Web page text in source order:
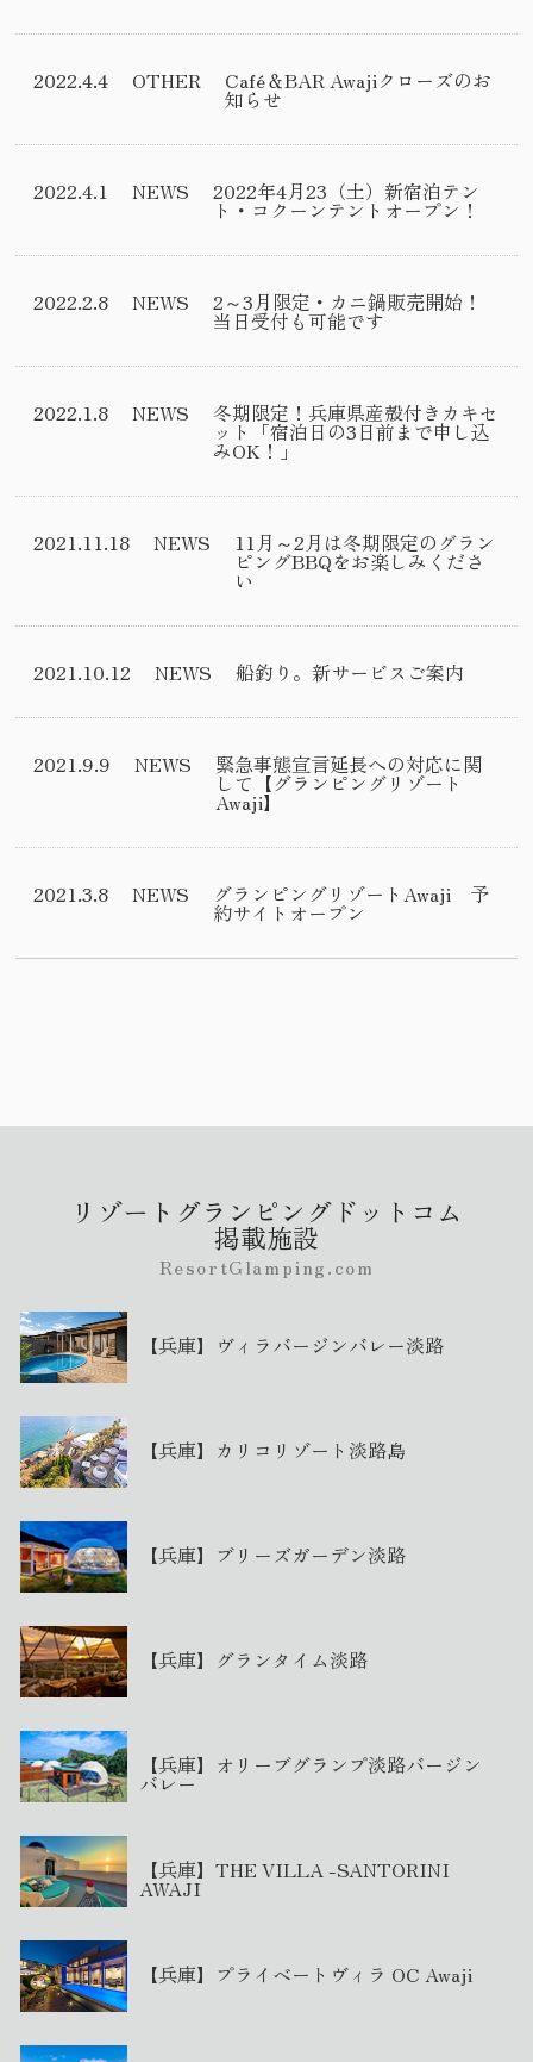
2022.4.4 OTHER Café＆BAR Awajiクローズのお
知らせ
2022.4.1 NEWS 2022年4月23（土）新宿泊テン
ト・コクーンテントオープン！
2022.2.8 NEWS 2～3月限定・カニ鍋販売開始！
当日受付も可能です
2022.1.8 NEWS 冬期限定！兵庫県産殻付きカキセ
ット「宿泊日の3日前まで申し込
みOK！」
2021.11.18 NEWS 11月～2月は冬期限定のグラン
ピングBBQをお楽しみくださ
い
2021.10.12 NEWS 船釣り。新サービスご案内
2021.9.9 NEWS 緊急事態宣言延長への対応に関
して【グランピングリゾート
Awaji】
2021.3.8 NEWS グランピングリゾートAwaji 予
約サイトオープン
リゾートグランピングドットコム
掲載施設
ResortGlamping.com
【兵庫】ヴィラバージンバレー淡路
【兵庫】カリコリゾート淡路島
【兵庫】ブリーズガーデン淡路
【兵庫】グランタイム淡路
【兵庫】オリーブグランプ淡路バージン
バレー
【兵庫】THE VILLA -SANTORINI
AWAJI
【兵庫】プライベートヴィラ OC Awaji